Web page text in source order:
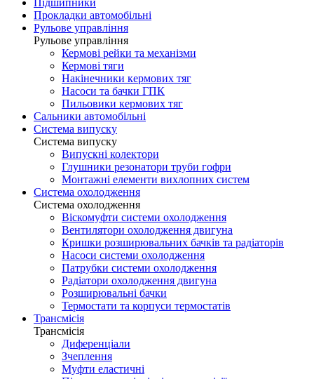
Підшипники
Прокладки автомобільні
Рульове управління
Рульове управління
Кермові рейки та механізми
Кермові тяги
Накінечники кермових тяг
Насоси та бачки ГПК
Пильовики кермових тяг
Сальники автомобільні
Система випуску
Система випуску
Випускні колектори
Глушники резонатори труби гофри
Монтажні елементи вихлопних систем
Система охолодження
Система охолодження
Віскомуфти системи охолодження
Вентилятори охолодження двигуна
Кришки розширювальних бачків та радіаторів
Насоси системи охолодження
Патрубки системи охолодження
Радіатори охолодження двигуна
Розширювальні бачки
Термостати та корпуси термостатів
Трансмісія
Трансмісія
Диференціали
Зчеплення
Муфти еластичні